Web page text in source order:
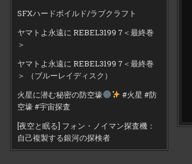
SFXハードボイルド/ラブクラフト
ヤマトよ永遠に REBEL3199 7＜最終巻
＞
ヤマトよ永遠に REBEL3199 7＜最終巻
＞ （ブルーレイディスク）
火星に潜む秘密の防空壕
#火星 #防
空壕 #宇宙探査
[夜空と眠る] フォン・ノイマン探査機：
自己複製する銀河の探検者